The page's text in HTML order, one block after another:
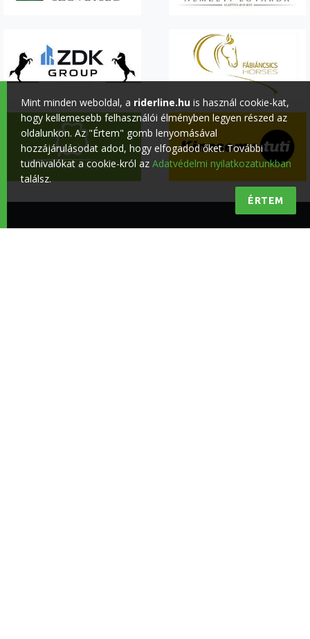
Mint minden weboldal, a riderline.hu is használ cookie-kat,
hogy kellemesebb felhasználói élményben legyen részed az
oldalunkon. Az "Értem" gomb lenyomásával
hozzájárulásodat adod, hogy elfogadod őket. További
tudnivalókat a cookie-król az Adatvédelmi nyilatkozatunkban
találsz.
ÉRTEM